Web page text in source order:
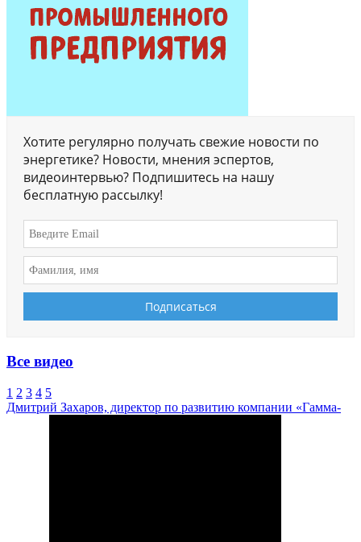
Хотите регулярно получать свежие новости по
энергетике? Новости, мнения эспертов,
видеоинтервью? Подпишитесь на нашу
бесплатную рассылку!
Все видео
1 2 3 4 5
Дмитрий Захаров, директор по развитию компании «Гамма-